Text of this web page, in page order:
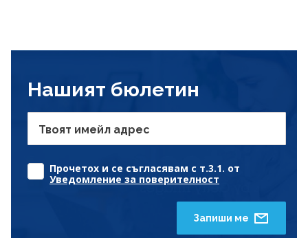
Нашият бюлетин
Твоят имейл адрес
Прочетох и се съгласявам с т.3.1. от
Уведомление за поверителност
Запиши ме